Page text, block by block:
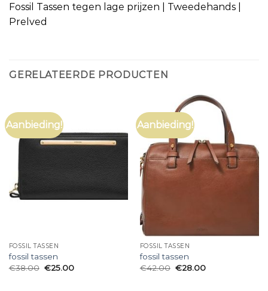
Fossil Tassen tegen lage prijzen | Tweedehands |
Prelved
GERELATEERDE PRODUCTEN
Aanbieding!
FOSSIL TASSEN
fossil tassen
€38.00 €25.00
Aanbieding!
FOSSIL TASSEN
fossil tassen
€42.00 €28.00